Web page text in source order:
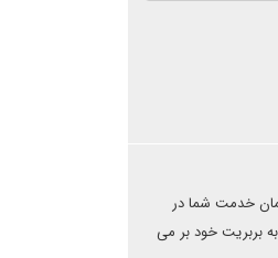
خدمت شما در
بربریت خود بر می